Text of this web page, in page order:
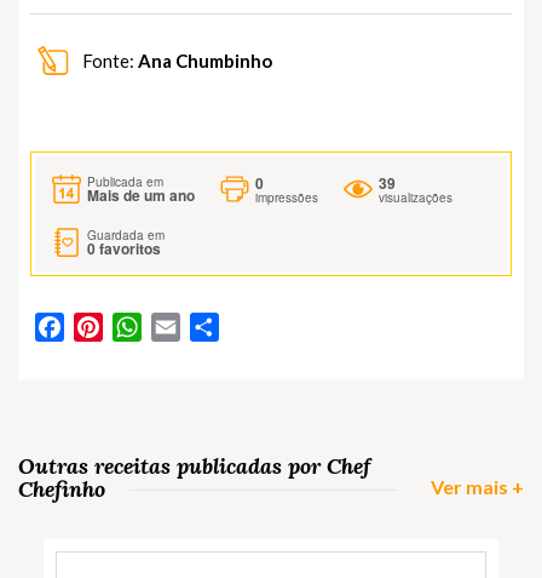
Fonte: Ana Chumbinho
Publicada em
Mais de um ano
0
impressões
39
visualizações
Guardada em
0favoritos
FacebookPinterestWhatsApp
Email
Outras receitas publicadas por Chef
Chefinho
Ver mais +